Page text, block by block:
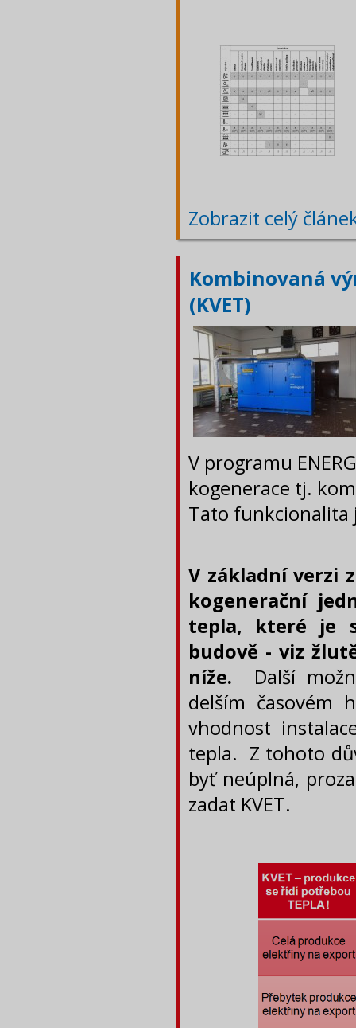
Zobrazit celý
Kombinovaná
(KVET)
V programu
kogenerace tj.
Tato funkcionalita
V základní verzi
kogenerační
tepla, které je
budově - viz
níže. Další
delším časovém
vhodnost
tepla. Z tohoto
byť neúplná,
zadat KVET.